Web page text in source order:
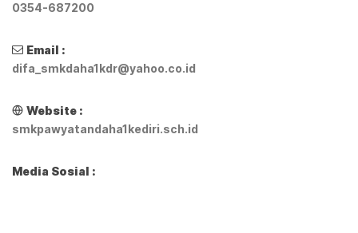
0354-687200
Email :
difa_smkdaha1kdr@yahoo.co.id
Website :
smkpawyatandaha1kediri.sch.id
Media Sosial :